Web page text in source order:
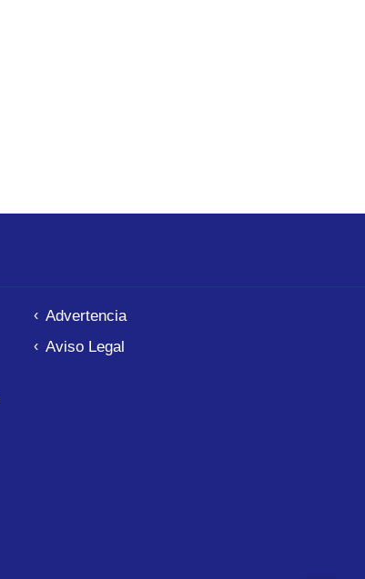
Advertencia
Aviso Legal